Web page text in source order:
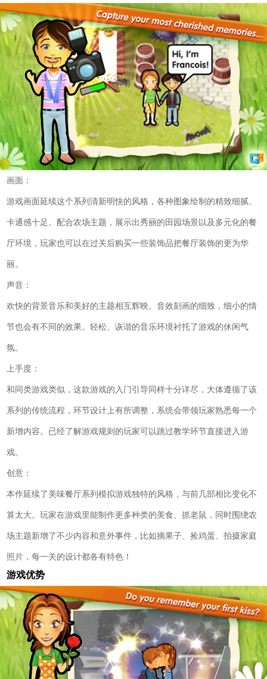
画面：
游戏画面延续这个系列清新明快的风格，各种图象绘制的精致细腻、
卡通感十足。配合农场主题，展示出秀丽的田园场景以及多元化的餐
厅环境，玩家也可以在过关后购买一些装饰品把餐厅装饰的更为华
丽。
声音：
欢快的背景音乐和美好的主题相互辉映。音效刻画的细致，细小的情
节也会有不同的效果。轻松、诙谐的音乐环境衬托了游戏的休闲气
氛。
上手度：
和同类游戏类似，这款游戏的入门引导同样十分详尽，大体遵循了该
系列的传统流程，环节设计上有所调整，系统会带领玩家熟悉每一个
新增内容。已经了解游戏规则的玩家可以跳过教学环节直接进入游
戏。
创意：
本作延续了美味餐厅系列模拟游戏独特的风格，与前几部相比变化不
算太大。玩家在游戏里能制作更多种类的美食、抓老鼠，同时围绕农
场主题新增了不少内容和意外事件，比如摘果子、捡鸡蛋、拍摄家庭
照片，每一关的设计都各有特色！
游戏优势